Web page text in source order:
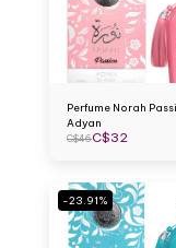
Perfume Norah
Adyan
C$46C$32
-23.91%